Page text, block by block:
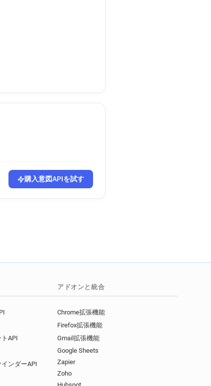
購入意図APIを試す
API
ンダーAPI
アドオンと統合
Chrome拡張機能
Firefox拡張機能
Gmail拡張機能
Google Sheets
Zapier
Zoho